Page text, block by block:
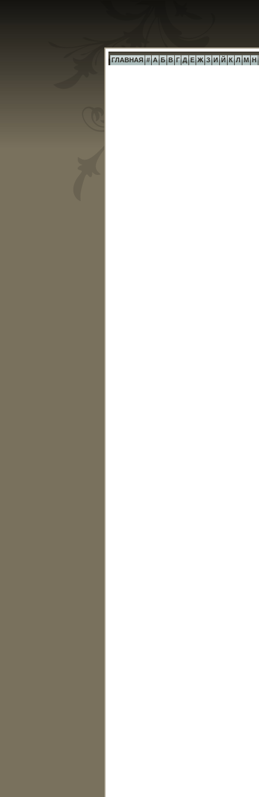
ГЛАВНАЯ # А Б В Г Д Е Ж З И Й К Л М Н